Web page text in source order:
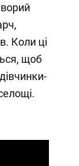
Коли ці
щоб